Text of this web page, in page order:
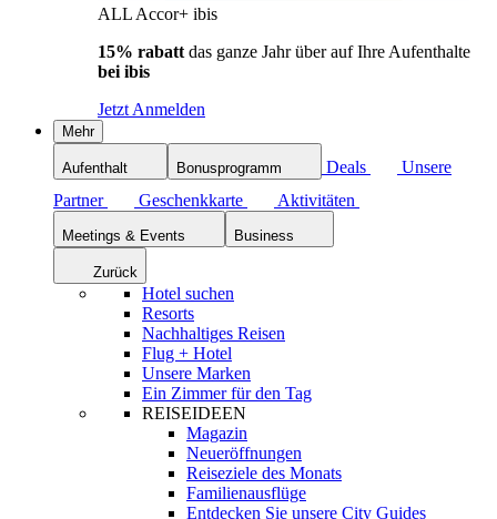
ALL Accor+ ibis
15% rabatt das ganze Jahr über auf Ihre Aufenthalte
bei ibis
Jetzt Anmelden
Mehr
Aufenthalt Bonusprogramm Deals
Unsere
Partner
Geschenkkarte Aktivitäten
Meetings & Events Business
Zurück
Hotel suchen
Resorts
Nachhaltiges Reisen
Flug + Hotel
Unsere Marken
Ein Zimmer für den Tag
REISEIDEEN
Magazin
Neueröffnungen
Reiseziele des Monats
Familienausflüge
Entdecken Sie unsere City Guides